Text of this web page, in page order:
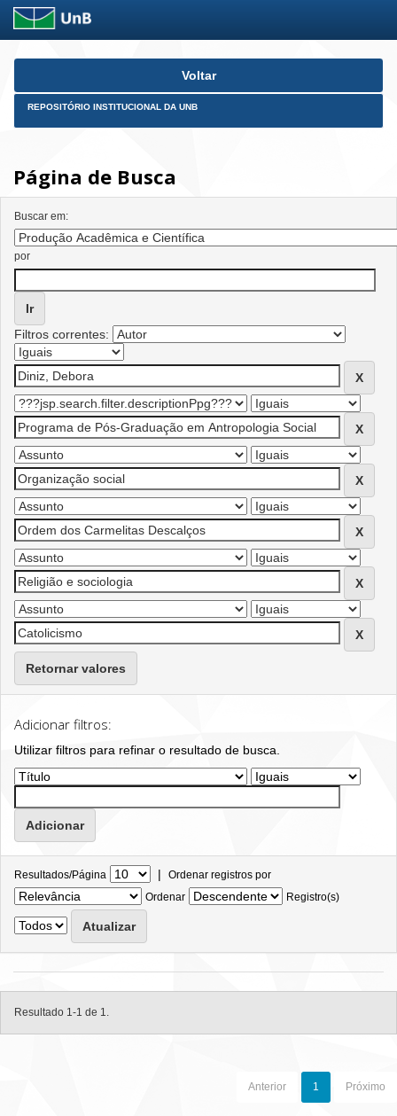
Skip
Voltar
REPOSITÓRIO INSTITUCIONAL DA UNB
Página de Busca
Buscar em:
por
Filtros correntes:
Retornar valores
Adicionar filtros:
Utilizar filtros para refinar o resultado de busca.
Resultados/Página | Ordenar registros por
Ordenar
Registro(s)
Resultado 1-1 de 1.
Anterior 1 Próximo